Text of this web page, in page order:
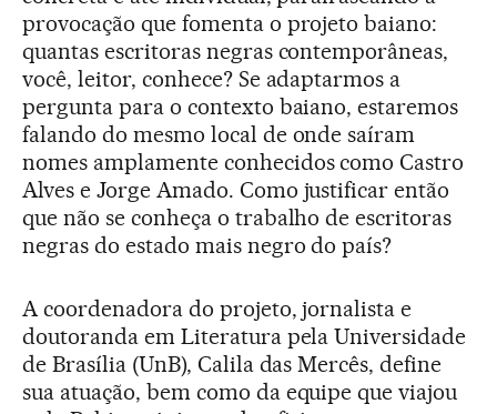
provocação que fomenta o projeto baiano:
quantas escritoras negras contemporâneas,
você, leitor, conhece? Se adaptarmos a
pergunta para o contexto baiano, estaremos
falando do mesmo local de onde saíram
nomes amplamente conhecidos como Castro
Alves e Jorge Amado. Como justificar então
que não se conheça o trabalho de escritoras
negras do estado mais negro do país?
A coordenadora do projeto, jornalista e
doutoranda em Literatura pela Universidade
de Brasília (UnB), Calila das Mercês, define
sua atuação, bem como da equipe que viajou